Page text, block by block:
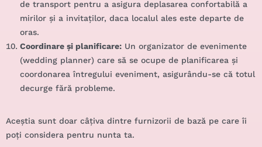
de transport pentru a asigura deplasarea confortabilă a
mirilor și a invitaților, daca localul ales este departe de
oras.
Coordinare și planificare: Un organizator de evenimente
(wedding planner) care să se ocupe de planificarea și
coordonarea întregului eveniment, asigurându-se că totul
decurge fără probleme.
Aceștia sunt doar câțiva dintre furnizorii de bază pe care îi
poți considera pentru nunta ta.